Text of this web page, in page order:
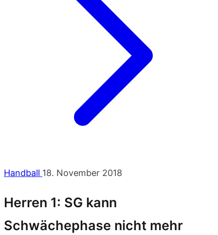
Handball 18. November 2018
Herren 1: SG kann
Schwächephase nicht mehr